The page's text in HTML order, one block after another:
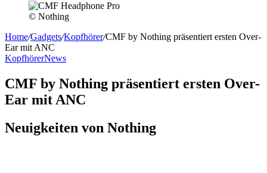
© Nothing
Home/Gadgets/Kopfhörer/CMF by Nothing präsentiert ersten Over-
Ear mit ANC
KopfhörerNews
CMF by Nothing präsentiert ersten Over-
Ear mit ANC
Neuigkeiten von Nothing